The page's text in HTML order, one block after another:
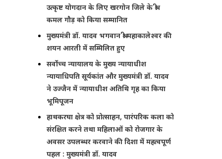
उत्कृष्ट योगदान के लिए खरगोन जिले के श्री
कमल गौड़ को किया सम्मानित
मुख्यमंत्री डॉ. यादव भगवान श्री महाकालेश्‍वर की
शयन आरती में सम्मिलित हुए
सर्वोच्च न्यायालय के मुख्‍य न्‍यायाधीश
न्यायाधिपति सूर्यकांत और मुख्यमंत्री डॉ. यादव
ने उज्जैन में न्यायाधीश अतिथि गृह का किया
भूमिपूजन
हाथकरघा क्षेत्र को प्रोत्साहन, पारंपरिक कला को
संरक्षित करने तथा महिलाओं को रोजगार के
अवसर उपलब्धर करवाने की दिशा में महत्वपूर्ण
पहल : मुख्यमंत्री डॉ. यादव